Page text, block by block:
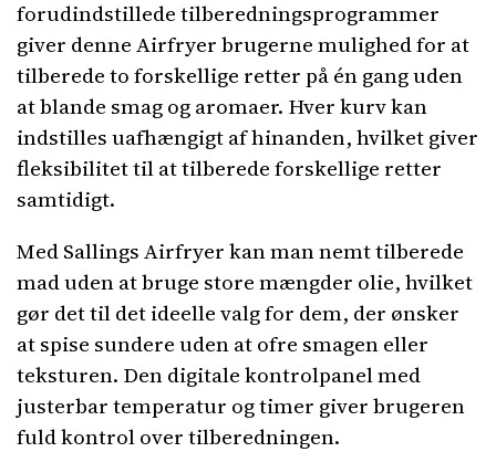
forudindstillede tilberedningsprogrammer
giver denne Airfryer brugerne mulighed for at
tilberede to forskellige retter på én gang uden
at blande smag og aromaer. Hver kurv kan
indstilles uafhængigt af hinanden, hvilket giver
fleksibilitet til at tilberede forskellige retter
samtidigt.
Med Sallings Airfryer kan man nemt tilberede
mad uden at bruge store mængder olie, hvilket
gør det til det ideelle valg for dem, der ønsker
at spise sundere uden at ofre smagen eller
teksturen. Den digitale kontrolpanel med
justerbar temperatur og timer giver brugeren
fuld kontrol over tilberedningen.